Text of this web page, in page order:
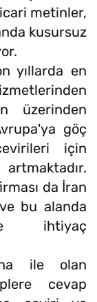
metinler,
kusursuz
yıllarda en
üzerinden
göç
için
da İran
bu alanda
ihtiyaç
ile olan
cevap